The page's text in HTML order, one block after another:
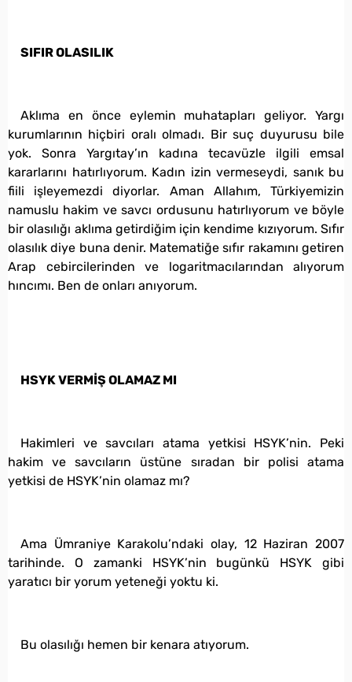
SIFIR OLASILIK
Aklıma en önce eylemin muhatapları geliyor. Yargı
kurumlarının hiçbiri oralı olmadı. Bir suç duyurusu bile
yok. Sonra Yargıtay’ın kadına tecavüzle ilgili emsal
kararlarını hatırlıyorum. Kadın izin vermeseydi, sanık bu
fiili işleyemezdi diyorlar. Aman Allahım, Türkiyemizin
namuslu hakim ve savcı ordusunu hatırlıyorum ve böyle
bir olasılığı aklıma getirdiğim için kendime kızıyorum. Sıfır
olasılık diye buna denir. Matematiğe sıfır rakamını getiren
Arap cebircilerinden ve logaritmacılarından alıyorum
hıncımı. Ben de onları anıyorum.
HSYK VERMİŞ OLAMAZ MI
Hakimleri ve savcıları atama yetkisi HSYK’nin. Peki
hakim ve savcıların üstüne sıradan bir polisi atama
yetkisi de HSYK’nin olamaz mı?
Ama Ümraniye Karakolu’ndaki olay, 12 Haziran 2007
tarihinde. O zamanki HSYK’nin bugünkü HSYK gibi
yaratıcı bir yorum yeteneği yoktu ki.
Bu olasılığı hemen bir kenara atıyorum.